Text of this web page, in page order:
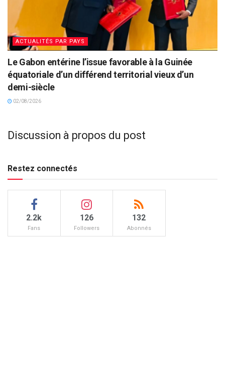
ACTUALITÉS PAR PAYS
Le Gabon entérine l’issue favorable à la Guinée
équatoriale d’un différend territorial vieux d’un
demi-siècle
02/08/2026
Discussion à propos du post
Restez connectés
2.2k
Fans
126
Followers
132
Abonnés